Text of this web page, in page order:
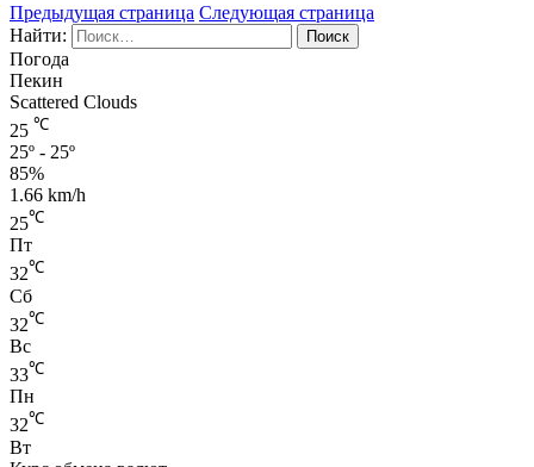
Предыдущая страница Следующая страница
Найти:
Погода
Пекин
Scattered Clouds
25 ℃
25º - 25º
85%
1.66 km/h
25℃
Пт
32℃
Сб
32℃
Вс
33℃
Пн
32℃
Вт